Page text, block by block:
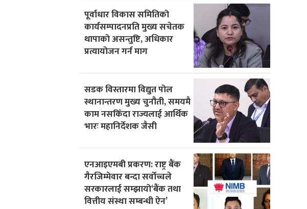
पूर्वाधार विकास समितिको
कार्यसम्पादनप्रति मुख्य सचेतक
थापाको असन्तुष्टि, अधिकार
प्रत्यायोजन गर्न माग
सडक विस्तारमा विद्युत पोल
स्थानान्तरण मुख्य चुनौती, समयमै
काम नसकिँदा राज्यलाई आर्थिक
भारः महानिर्देशक जैसी
एनआइएमबी प्रकरण: राष्ट्र बैंक
गैरजिम्मेवार बन्दा सर्वोच्चले
सरकारलाई सम्झायो‘बैंक तथा
वित्तीय संस्था सम्बन्धी ऐन’